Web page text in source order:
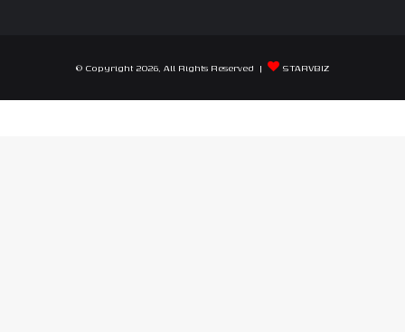
© Copyright 2026, All Rights Reserved | STARVBIZ